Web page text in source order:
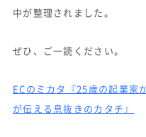
中が整理されました。
ぜひ、ご一読ください。
ECのミカタ『25歳の起業家
が伝える息抜きのカタチ』